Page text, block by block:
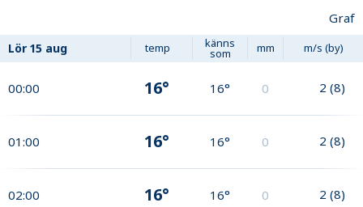
Graf
Lör 15 aug temp känns
som mm m/s (by)
00:00 16° 16° 0 2 (8)
01:00 16° 16° 0 2 (8)
02:00 16° 16° 0 2 (8)